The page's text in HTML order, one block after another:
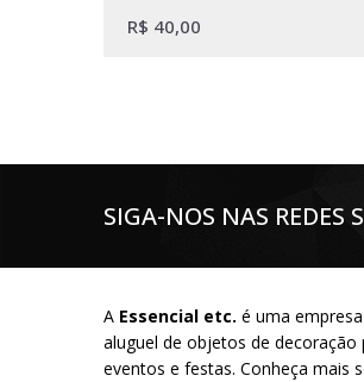
R$ 40,00
SIGA-NOS NAS REDES
A Essencial etc. é uma
aluguel de objetos de decoração
eventos e festas. Conheça mais